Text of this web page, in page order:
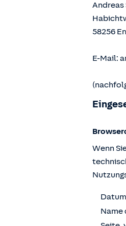
Andreas
58256
E-Mail:
Wenn
Name